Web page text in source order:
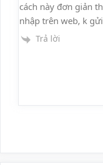
cách này đơn giản
nhập trên web, k
Trả lời